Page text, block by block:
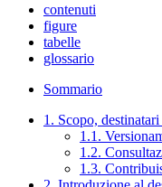
contenuti
figure
tabelle
glossario
Sommario
1. Scopo,
1.1.
1.2.
1.3.